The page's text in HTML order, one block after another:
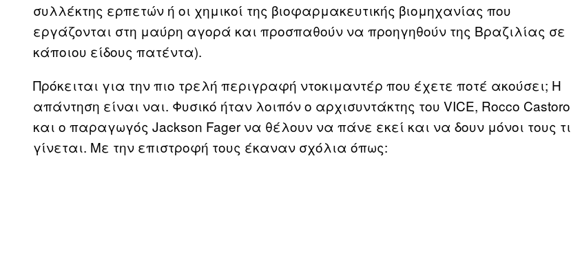
συλλέκτης ερπετών ή οι χημικοί της βιοφαρμακευτικής βιομηχανίας που
εργάζονται στη μαύρη αγορά και προσπαθούν να προηγηθούν της Βραζιλίας σε
κάποιου είδους πατέντα).
Πρόκειται για την πιο τρελή περιγραφή ντοκιμαντέρ που έχετε ποτέ ακούσει; Η
απάντηση είναι ναι. Φυσικό ήταν λοιπόν ο αρχισυντάκτης του VICE, Rocco Castoro
και ο παραγωγός Jackson Fager να θέλουν να πάνε εκεί και να δουν μόνοι τους τι
γίνεται. Με την επιστροφή τους έκαναν σχόλια όπως: